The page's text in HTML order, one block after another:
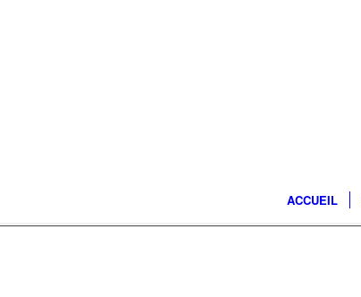
ACCUEIL